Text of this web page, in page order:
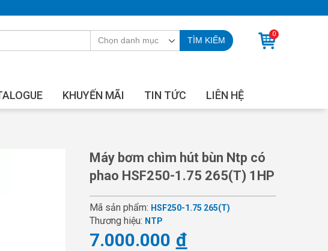
TÌM KIẾM
0
KHUYẾN MÃI TIN TỨC LIÊN HỆ
Máy bơm chìm hút bùn Ntp có
phao HSF250-1.75 265(T) 1HP
Mã sản phẩm: HSF250-1.75 265(T)
Thương hiệu: NTP
7.000.000 đ